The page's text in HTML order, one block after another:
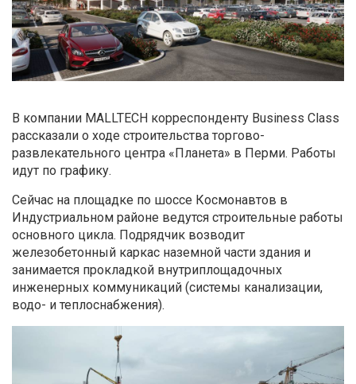
В компании MALLTECH корреспонденту Business Class
рассказали о ходе строительства торгово-
развлекательного центра «Планета» в Перми. Работы
идут по графику.
Сейчас на площадке по шоссе Космонавтов в
Индустриальном районе ведутся строительные работы
основного цикла. Подрядчик возводит
железобетонный каркас наземной части здания и
занимается прокладкой внутриплощадочных
инженерных коммуникаций (системы канализации,
водо- и теплоснабжения).